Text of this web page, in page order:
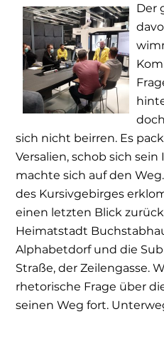
Der
sich nicht beirren. Es
Versalien, schob sich
machte sich auf den
des Kursivgebirges
einen letzten Blick
Heimatstadt
Alphabetdorf und die
Straße, der Zeilengasse.
rhetorische Frage über
seinen Weg fort.